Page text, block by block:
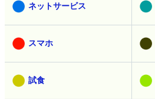
ネットサービス
スマホ
試食